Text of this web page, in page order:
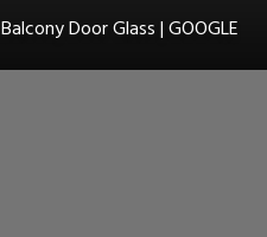
Balcony Door Glass | GOOGLE